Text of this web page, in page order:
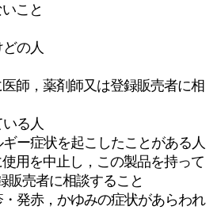
こと
の人
師，薬剤師又は登録販売者に相
る人
ー症状を起こしたことがある人
用を中止し，この製品を持って
販売者に相談すること
発赤，かゆみの症状があらわれ